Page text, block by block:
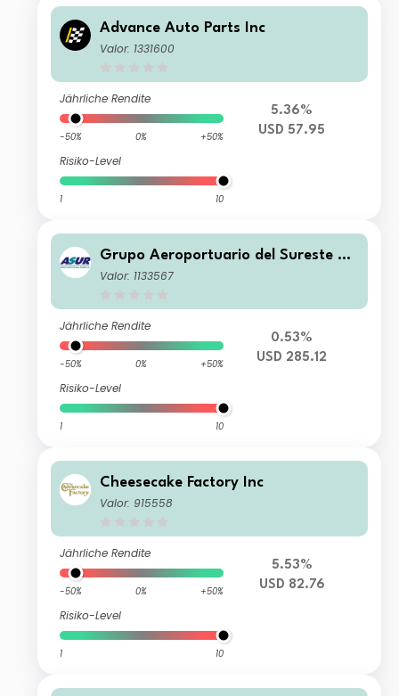
Advance Auto Parts Inc
Valor: 1331600
Jährliche Rendite
-50% 0% +50%
Risiko-Level
1 10
5.36%
USD 57.95
Grupo Aeroportuario del Sureste SA
B de CV
Valor: 1133567
Jährliche Rendite
-50% 0% +50%
Risiko-Level
1 10
0.53%
USD 285.12
Cheesecake Factory Inc
Valor: 915558
Jährliche Rendite
-50% 0% +50%
Risiko-Level
1 10
5.53%
USD 82.76